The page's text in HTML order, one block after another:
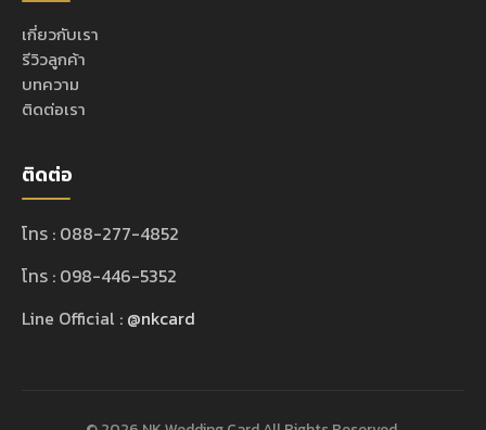
เกี่ยวกับเรา
รีวิวลูกค้า
บทความ
ติดต่อเรา
ติดต่อ
โทร : 088-277-4852
โทร : 098-446-5352
Line Official : @nkcard